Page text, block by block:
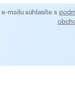
mailu súhlasíte s